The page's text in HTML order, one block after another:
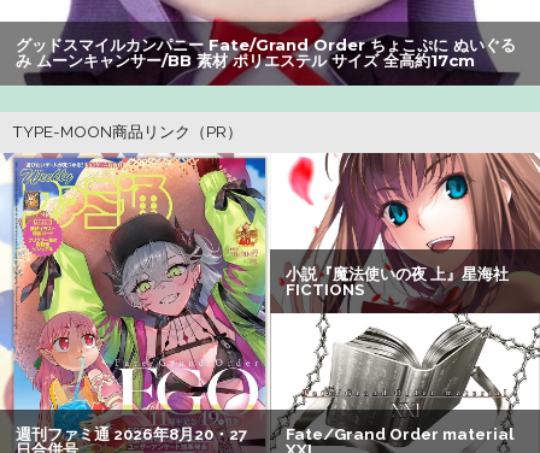
美容にいいんだよね〜」→ 結果…
【悲報】Z世代の身長低下の理由、ついに判明かｗｗｗｗ：
【衝撃】クルタ族虐 殺の犯人、ツェリードニヒで確定！ク
ロロの演劇のせいで2人も無駄死ににwwww
【画像】瀬戸環奈（セトカン）さん、ティファのコスプレ
でシコらせにくるｗｗｗ：26/08/01のニュース
【悲報】女子自転車競技、ブラに綿を詰めまくって空気抵
抗を減らすチート技が発覚ｗｗｗ
【閲覧注意】元臆女キャバ嬢の首吊り自配信、拡散されま
くって終わるｗｗｗｗｗｗｗ
グッドスマイルカンパニー Fate/Grand Order ちょこぷに ぬいぐる
み ムーンキャンサー/BB 素材 ポリエステル サイズ 全高約17cm